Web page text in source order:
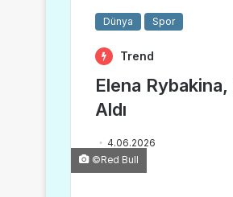
Dünya Spor
Trend
Elena
Aldı
4.06.2026
©Red Bull